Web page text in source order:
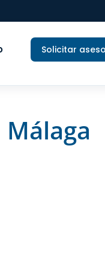
Solicitar